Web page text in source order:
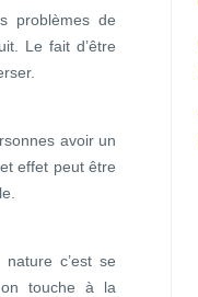
problèmes de
Le fait d’être
avoir un
effet peut être
c’est se
touche à la